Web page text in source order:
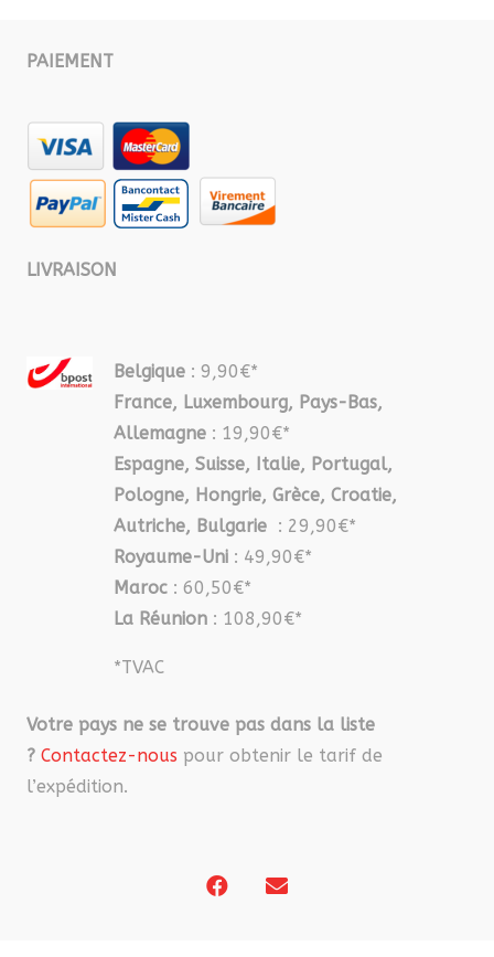
PAIEMENT
LIVRAISON
Belgique : 9,90€*
France, Luxembourg, Pays-Bas,
Allemagne : 19,90€*
Espagne, Suisse, Italie, Portugal,
Pologne, Hongrie, Grèce, Croatie,
Autriche, Bulgarie : 29,90€*
Royaume-Uni : 49,90€*
Maroc : 60,50€*
La Réunion : 108,90€*
*TVAC
Votre pays ne se trouve pas dans la liste
? Contactez-nous pour obtenir le tarif de
l’expédition.